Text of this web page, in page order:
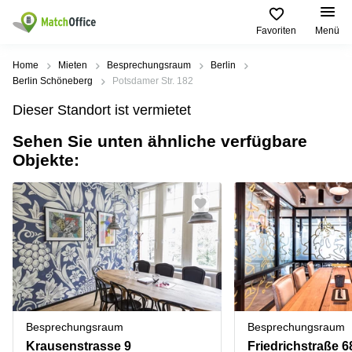
Favoriten Menü
Mieten / Vermieten
Produktseiten
Büro
mieten
center
Coworking
Space
Seminarraum
Virtuelles
Büro
Beliebte
Städte
Büro
mieten
Geschäftsadresse
Hamburg
Geschäftsadresse
mieten
Düsseldorf
Geschäftsadresse
Stuttgart
Büro
Beliebte
Suchanfragen
Regus
Dortmund
Ruhrallee
9
Dortmund
Office Club
Ballindamm
3
Rahel-
Hirsch-
Straße
Hilfe
Über uns
Büro vermieten
Preis
Log-in
Home Mieten Besprechungsraum
Berlin
Berlin Schöneberg
Potsdamer Str. 182
Dieser Standort ist vermietet
Sehen Sie unten ähnliche verfügbare
Objekte:
Besprechungsraum
Krausenstrasse 9
Besprechungsraum
Friedrichstraße